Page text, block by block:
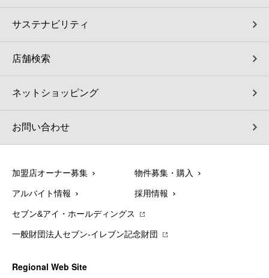
サステナビリティ
店舗検索
ネットショッピング
お問い合わせ
加盟店オーナー募集 物件募集・購入
アルバイト情報 採用情報
セブン&アイ・ホールディングス
一般財団法人セブン-イレブン記念財団
Regional Web Site